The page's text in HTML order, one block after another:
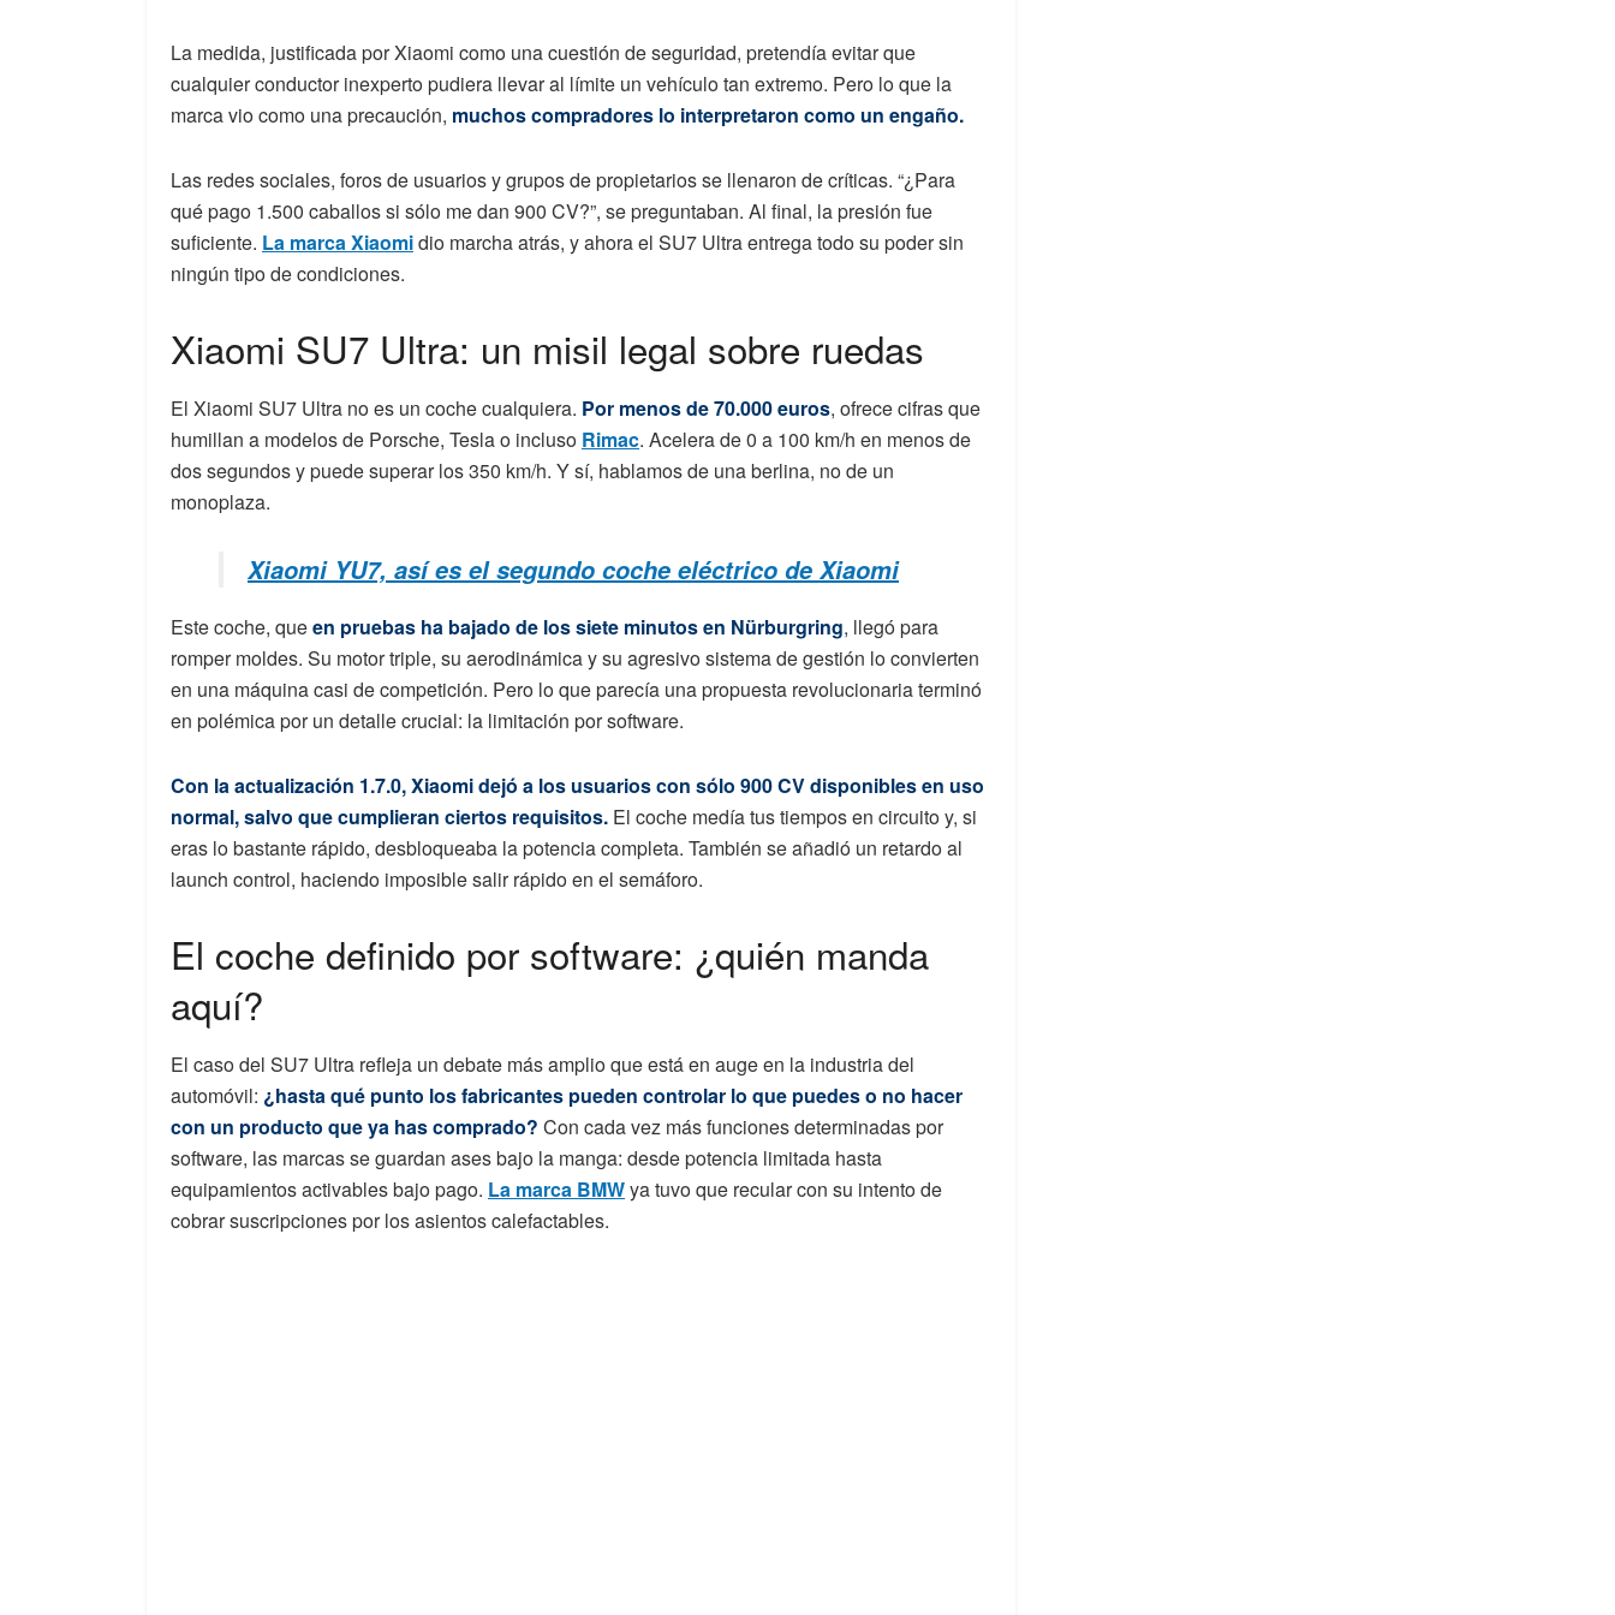
La medida, justificada por Xiaomi como una cuestión de seguridad, pretendía evitar que
cualquier conductor inexperto pudiera llevar al límite un vehículo tan extremo. Pero lo que la
marca vio como una precaución, muchos compradores lo interpretaron como un engaño.
Las redes sociales, foros de usuarios y grupos de propietarios se llenaron de críticas. “¿Para
qué pago 1.500 caballos si sólo me dan 900 CV?”, se preguntaban. Al final, la presión fue
suficiente. La marca Xiaomidio marcha atrás, y ahora el SU7 Ultra entrega todo su poder sin
ningún tipo de condiciones.
Xiaomi SU7 Ultra: un misil legal sobre ruedas
El Xiaomi SU7 Ultra no es un coche cualquiera. Por menos de 70.000 euros, ofrece cifras que
humillan a modelos de Porsche, Tesla o incluso Rimac. Acelera de 0 a 100 km/h en menos de
dos segundos y puede superar los 350 km/h. Y sí, hablamos de una berlina, no de un
monoplaza.
Xiaomi YU7, así es el segundo coche eléctrico de Xiaomi
Este coche, queen pruebas ha bajado de los siete minutos en Nürburgring, llegó para
romper moldes. Su motor triple, su aerodinámica y su agresivo sistema de gestión lo convierten
en una máquina casi de competición. Pero lo que parecía una propuesta revolucionaria terminó
en polémica por un detalle crucial: la limitación por software.
Con la actualización 1.7.0, Xiaomi dejó a los usuarios con sólo 900 CV disponibles en uso
normal, salvo que cumplieran ciertos requisitos. El coche medía tus tiempos en circuito y, si
eras lo bastante rápido, desbloqueaba la potencia completa. También se añadió un retardo al
launch control, haciendo imposible salir rápido en el semáforo.
El coche definido por software: ¿quién manda
aquí?
El caso del SU7 Ultra refleja un debate más amplio que está en auge en la industria del
automóvil: ¿hasta qué punto los fabricantes pueden controlar lo que puedes o no hacer
con un producto que ya has comprado? Con cada vez más funciones determinadas por
software, las marcas se guardan ases bajo la manga: desde potencia limitada hasta
equipamientos activables bajo pago. La marca BMWya tuvo que recular con su intento de
cobrar suscripciones por los asientos calefactables.